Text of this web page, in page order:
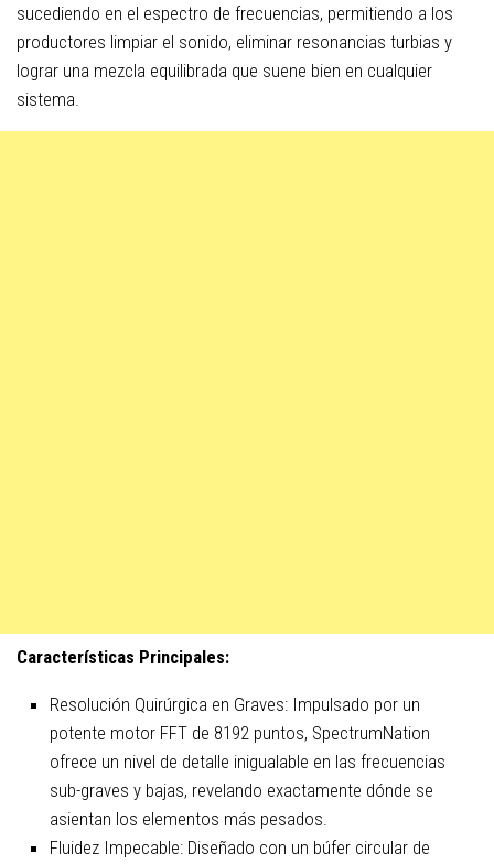
sucediendo en el espectro de frecuencias, permitiendo a los
productores limpiar el sonido, eliminar resonancias turbias y
lograr una mezcla equilibrada que suene bien en cualquier
sistema.
Características Principales:
Resolución Quirúrgica en Graves: Impulsado por un
potente motor FFT de 8192 puntos, SpectrumNation
ofrece un nivel de detalle inigualable en las frecuencias
sub-graves y bajas, revelando exactamente dónde se
asientan los elementos más pesados.
Fluidez Impecable: Diseñado con un búfer circular de